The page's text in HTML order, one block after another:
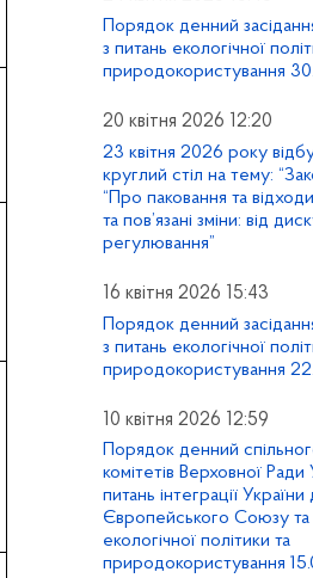
Порядок денний
з питань екологічної
природокористування
20 квітня 2026 12:20
23 квітня 2026 року
круглий стіл на тему:
“Про паковання та
та пов’язані зміни: від
регулювання”
16 квітня 2026 15:43
Порядок денний
з питань екологічної
природокористування
10 квітня 2026 12:59
Порядок денний
комітетів Верховної Ради
питань інтеграції України
Європейського Союзу та
екологічної політики та
природокористування